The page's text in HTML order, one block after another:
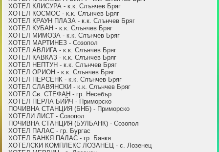
ХОТЕЛ КЛИСУРА - к.к. Слънчев Бряг
ХОТЕЛ КОСМОС - к.к. Слънчев Бряг
ХОТЕЛ КРАУН ПЛАЗА - к.к. Слънчев Бряг
ХОТЕЛ КУБАН - к.к. Слънчев Бряг
ХОТЕЛ МИМОЗА - к.к. Слънчев Бряг
ХОТЕЛ МАРТИНЕЗ - Созопол
ХОТЕЛ АВЛИГА - к.к. Слънчев Бряг
ХОТЕЛ КАВКАЗ - к.к. Слънчев Бряг
ХОТЕЛ НЕПТУН - к.к. Слънчев Бряг
ХОТЕЛ ОРИОН - к.к. Слънчев Бряг
ХОТЕЛ ПЕРСЕНК - к.к. Слънчев Бряг
ХОТЕЛ СЛАВЯНСКИ - к.к. Слънчев Бряг
ХОТЕЛ Св. СТЕФАН - гр. Несебър
ХОТЕЛ ПЕРЛА БИЙЧ - Приморско
ПОЧИВНА СТАНЦИЯ (БНБ) - Приморско
ХОТЕЛИ ЛИСТ - Созопол
ПОЧИВНА СТАНЦИЯ (БУЛБАНК) - Созопол
ХОТЕЛ ПАЛАС - гр. Бургас
ХОТЕЛ БАНКЯ ПАЛАС - гр. Банкя
ХОТЕЛСКИ КОМПЛЕКС ЛОЗАНЕЦ - с. Лозенец